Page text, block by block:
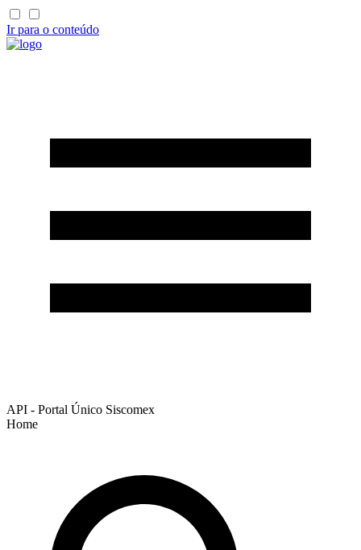
Ir para o conteúdo
API - Portal Único Siscomex
Home